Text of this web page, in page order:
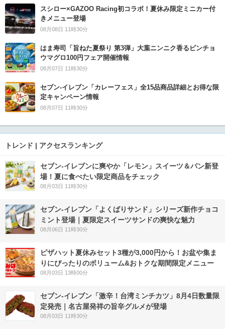
スシロー×GAZOO Racing初コラボ！夏休み限定ミニカー付
きメニュー登場
08月08日 11時30分
はま寿司「旨ねた夏祭り 第3弾」大葉ニンニク香るビンチョ
ウマグロ100円フェア開催情報
08月07日 11時30分
セブン‐イレブン「カレーフェス」全15品商品詳細とお得な限
定キャンペーン情報
08月07日 11時30分
トレンド | アクセスランキング
セブン‐イレブンに爽やか「レモン」スイーツ＆パン新登
場！夏に食べたい限定商品をチェック
08月03日 11時30分
セブン‐イレブン「よくばりサンド」シリーズ新作チョコ
ミント登場｜夏限定スイーツサンドの爽快な魅力
08月06日 11時30分
ピザハット夏休みセット3種が3,000円から！お盆や集ま
りにぴったりのボリューム&おトクな期間限定メニュー
08月03日 13時00分
セブン-イレブン「激辛！台湾ミンチカツ」8月4日数量限
定発売｜名古屋発祥の旨辛グルメが登場
08月03日 11時30分